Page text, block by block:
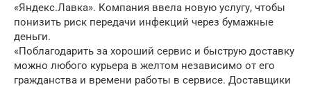
«Яндекс.Лавка». Компания ввела новую услугу, чтобы
понизить риск передачи инфекций через бумажные
деньги.
«Поблагодарить за хороший сервис и быструю доставку
можно любого курьера в желтом независимо от его
гражданства и времени работы в сервисе. Доставщики